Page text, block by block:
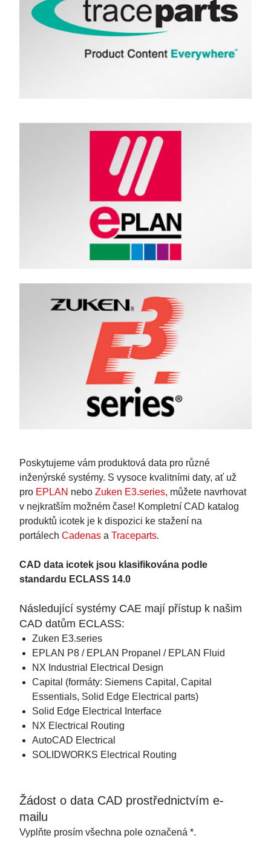
Poskytujeme vám produktová data pro různé
inženýrské systémy. S vysoce kvalitními daty, ať už
pro EPLAN nebo Zuken E3.series, můžete navrhovat
v nejkratším možném čase! Kompletní CAD katalog
produktů icotek je k dispozici ke stažení na
portálech Cadenas a Traceparts.
CAD data icotek jsou klasifikována podle
standardu ECLASS 14.0
Následující systémy CAE mají přístup k našim
CAD datům ECLASS:
Zuken E3.series
EPLAN P8 / EPLAN Propanel / EPLAN Fluid
NX Industrial Electrical Design
Capital (formáty: Siemens Capital, Capital
Essentials, Solid Edge Electrical parts)
Solid Edge Electrical Interface
NX Electrical Routing
AutoCAD Electrical
SOLIDWORKS Electrical Routing
Žádost o data CAD prostřednictvím e-
mailu
Vyplňte prosím všechna pole označená *.